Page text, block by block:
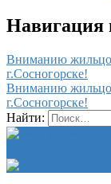
Навигация
Вниманию
г.Сосногорске!
Вниманию
г.Сосногорске!
Найти: